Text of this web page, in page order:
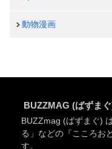
動物漫画
BUZZMAG (ばずま
BUZZmag (ばずまぐ)
る」などの『こころお
す。